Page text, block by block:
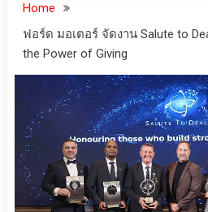
Home
ฟอร์ด มอเตอร์ จัดงาน Salute to
the Power of Giving